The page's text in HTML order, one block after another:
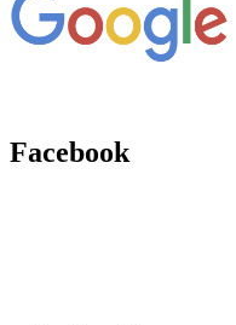
Facebook